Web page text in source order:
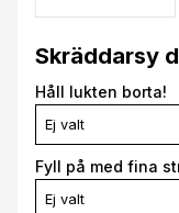
Skräddarsy
Håll lukten borta!
Ej valt
Fyll på med fina
Ej valt